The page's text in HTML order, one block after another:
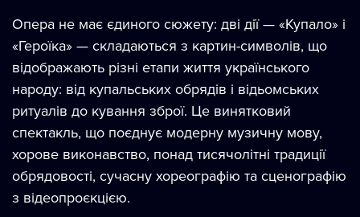
Опера не має єдиного сюжету: дві дії — «Купало» і
«Героїка» — складаються з картин-символів, що
відображають різні етапи життя українського
народу: від купальських обрядів і відьомських
ритуалів до кування зброї. Це винятковий
спектакль, що поєднує модерну музичну мову,
хорове виконавство, понад тисячолітні традиції
обрядовості, сучасну хореографію та сценографію
з відеопроєкцією.